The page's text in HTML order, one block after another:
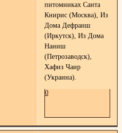
питомниках Санта
Книрис (Москва), Из
Дома Дефранш
(Иркутск), Из Дома
Наниш
(Петрозаводск),
Хафиз Чаир
(Украина).
0